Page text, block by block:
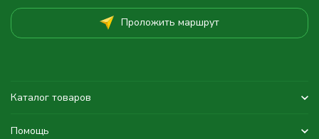
Проложить маршрут
Каталог товаров
Помощь